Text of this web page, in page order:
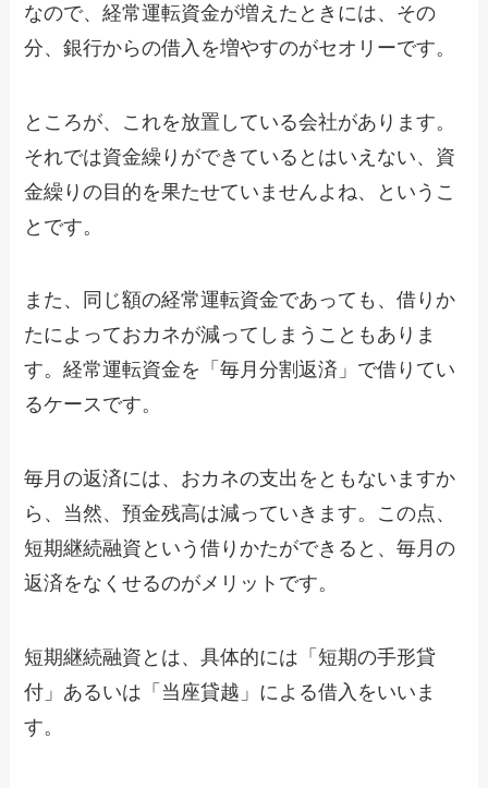
なので、経常運転資金が増えたときには、その
分、銀行からの借入を増やすのがセオリーです。
ところが、これを放置している会社があります。
それでは資金繰りができているとはいえない、資
金繰りの目的を果たせていませんよね、というこ
とです。
また、同じ額の経常運転資金であっても、借りか
たによっておカネが減ってしまうこともありま
す。経常運転資金を「毎月分割返済」で借りてい
るケースです。
毎月の返済には、おカネの支出をともないますか
ら、当然、預金残高は減っていきます。この点、
短期継続融資という借りかたができると、毎月の
返済をなくせるのがメリットです。
短期継続融資とは、具体的には「短期の手形貸
付」あるいは「当座貸越」による借入をいいま
す。